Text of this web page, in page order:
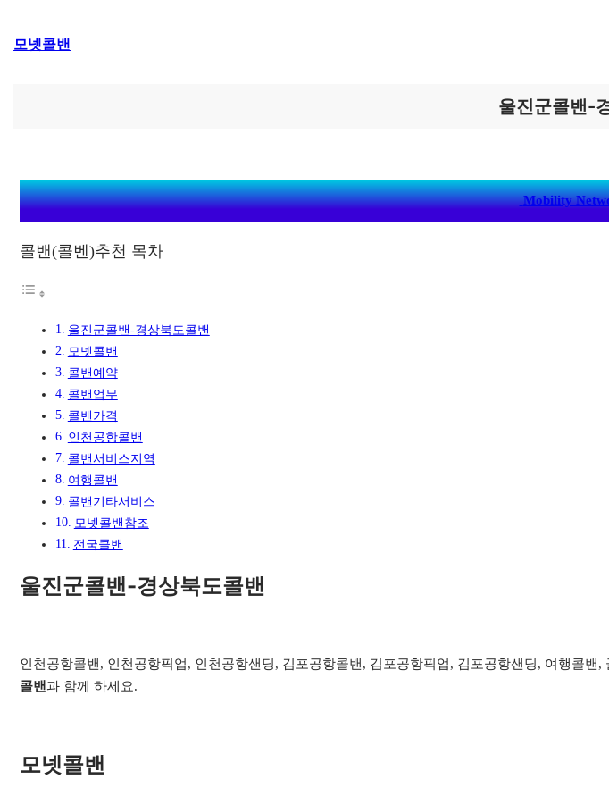
텐
모넷콜밴
울진군콜밴-
Mobility
콜밴(콜벤)추천 목차
울진군콜밴-경상북도콜밴
모넷콜밴
콜밴예약
콜밴업무
콜밴가격
인천공항콜밴
콜밴서비스지역​
여행콜밴​
콜밴기타서비스​
모넷콜밴참조
전국콜밴
울진군콜밴-경상북도콜밴
인천공항콜밴, 인천공항픽업, 인천공항샌딩, 김포공항콜밴, 김포공항픽업, 김포공항샌딩, 여행콜
콜밴과 함께 하세요.
모넷콜밴